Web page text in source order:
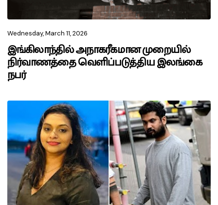
Wednesday, March 11, 2026
இங்கிலாந்தில் அநாகரீகமான முறையில்
நிர்வாணத்தை வெளிப்படுத்திய இலங்கை
நபர்